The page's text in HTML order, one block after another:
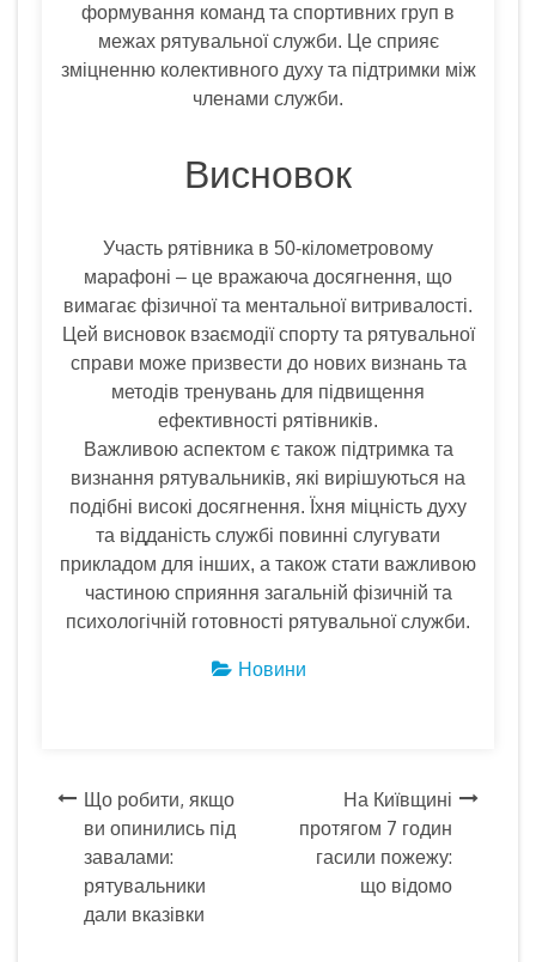
формування команд та спортивних груп в
межах рятувальної служби. Це сприяє
зміцненню колективного духу та підтримки між
членами служби.
Висновок
Участь рятівника в 50-кілометровому
марафоні – це вражаюча досягнення, що
вимагає фізичної та ментальної витривалості.
Цей висновок взаємодії спорту та рятувальної
справи може призвести до нових визнань та
методів тренувань для підвищення
ефективності рятівників.
Важливою аспектом є також підтримка та
визнання рятувальників, які вирішуються на
подібні високі досягнення. Їхня міцність духу
та відданість службі повинні слугувати
прикладом для інших, а також стати важливою
частиною сприяння загальній фізичній та
психологічній готовності рятувальної служби.
Новини
Навігація
записів
Що робити, якщо
ви опинились під
завалами:
рятувальники
дали вказівки
На Київщині
протягом 7 годин
гасили пожежу:
що відомо